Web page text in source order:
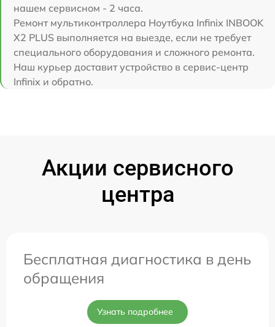
нашем сервисном - 2 часа.
Ремонт мультиконтроллера Ноутбука Infinix INBOOK
X2 PLUS выполняется на выезде, если не требует
специального оборудования и сложного ремонта.
Наш курьер доставит устройство в сервис-центр
Infinix и обратно.
Акции сервисного
центра
Бесплатная диагностика в день
обращения
Узнать подробнее